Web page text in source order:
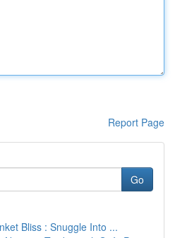
Report Page
Go
Bliss : Snuggle Into ...